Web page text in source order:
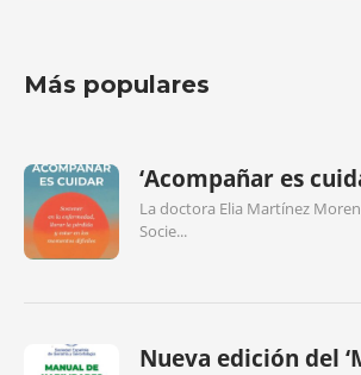
Más populares
‘Acompañar es
La doctora Elia Martínez
Socie...
Nueva edición del